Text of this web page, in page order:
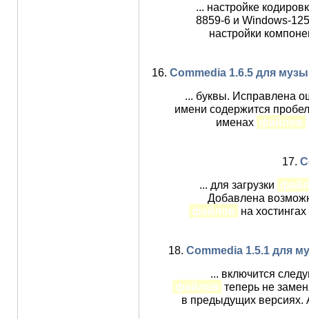
... настройке
8859-6 и Windows-
настройки
16. Commedia 1.6.5 для
... буквы. Исправлена
имени содержится
именах файлов
17.
... для загрузки
Добавлена
файлов на
18. Commedia 1.5.1 для
... включится
файлов теперь не
в предыдущих версиях.